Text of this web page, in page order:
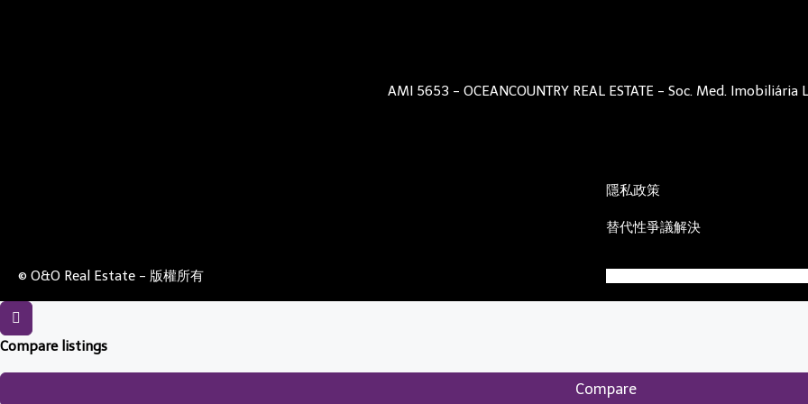
AMI 5653 - OCEANCOUNTRY REAL ESTATE - Soc. Med. Imobiliária
© O&O Real Estate - 版權所有
隱私政策
替代性爭議解決
Compare listings
Compare